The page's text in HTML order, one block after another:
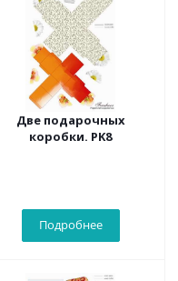
Две подарочных
коробки. PK8
Подробнее